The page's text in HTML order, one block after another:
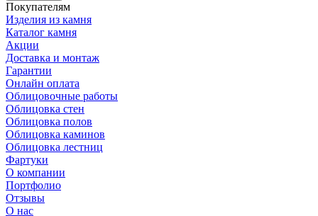
Покупателям
Изделия из камня
Каталог камня
Акции
Доставка и монтаж
Гарантии
Онлайн оплата
Облицовочные работы
Облицовка стен
Облицовка полов
Облицовка каминов
Облицовка лестниц
Фартуки
О компании
Портфолио
Отзывы
О нас